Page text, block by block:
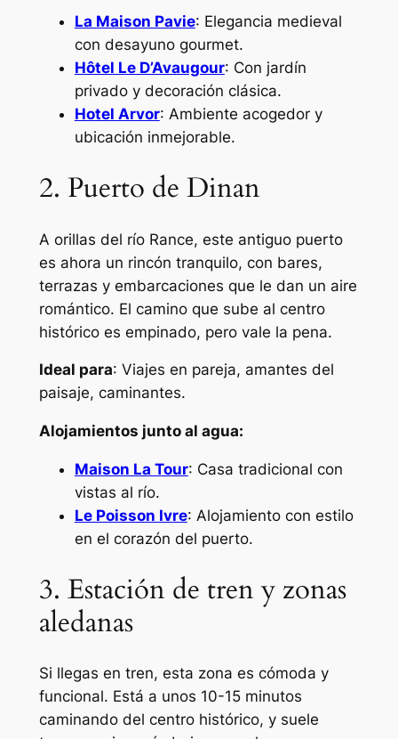
La Maison Pavie: Elegancia medieval
con desayuno gourmet.
Hôtel Le D’Avaugour: Con jardín
privado y decoración clásica.
Hotel Arvor: Ambiente acogedor y
ubicación inmejorable.
2. Puerto de Dinan
A orillas del río Rance, este antiguo puerto
es ahora un rincón tranquilo, con bares,
terrazas y embarcaciones que le dan un aire
romántico. El camino que sube al centro
histórico es empinado, pero vale la pena.
Ideal para: Viajes en pareja, amantes del
paisaje, caminantes.
Alojamientos junto al agua:
Maison La Tour: Casa tradicional con
vistas al río.
Le Poisson Ivre: Alojamiento con estilo
en el corazón del puerto.
3. Estación de tren y zonas
aledanas
Si llegas en tren, esta zona es cómoda y
funcional. Está a unos 10-15 minutos
caminando del centro histórico, y suele